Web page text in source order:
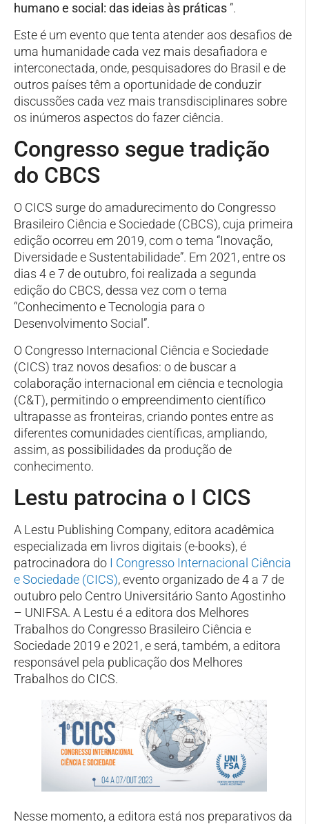
humano e social: das ideias às práticas”.
Este é um evento que tenta atender aos desafios de
uma humanidade cada vez mais desafiadora e
interconectada, onde, pesquisadores do Brasil e de
outros países têm a oportunidade de conduzir
discussões cada vez mais transdisciplinares sobre
os inúmeros aspectos do fazer ciência.
Congresso segue tradição
do CBCS
O CICS surge do amadurecimento do Congresso
Brasileiro Ciência e Sociedade (CBCS), cuja primeira
edição ocorreu em 2019, com o tema “Inovação,
Diversidade e Sustentabilidade”. Em 2021, entre os
dias 4 e 7 de outubro, foi realizada a segunda
edição do CBCS, dessa vez com o tema
“Conhecimento e Tecnologia para o
Desenvolvimento Social”.
O Congresso Internacional Ciência e Sociedade
(CICS) traz novos desafios: o de buscar a
colaboração internacional em ciência e tecnologia
(C&T), permitindo o empreendimento científico
ultrapasse as fronteiras, criando pontes entre as
diferentes comunidades científicas, ampliando,
assim, as possibilidades da produção de
conhecimento.
Lestu patrocina o I CICS
A Lestu Publishing Company, editora acadêmica
especializada em livros digitais (e-books), é
patrocinadora do I Congresso Internacional Ciência
e Sociedade (CICS), evento organizado de 4 a 7 de
outubro pelo Centro Universitário Santo Agostinho
– UNIFSA. A Lestu é a editora dos Melhores
Trabalhos do Congresso Brasileiro Ciência e
Sociedade 2019 e 2021, e será, também, a editora
responsável pela publicação dos Melhores
Trabalhos do CICS.
Nesse momento, a editora está nos preparativos da